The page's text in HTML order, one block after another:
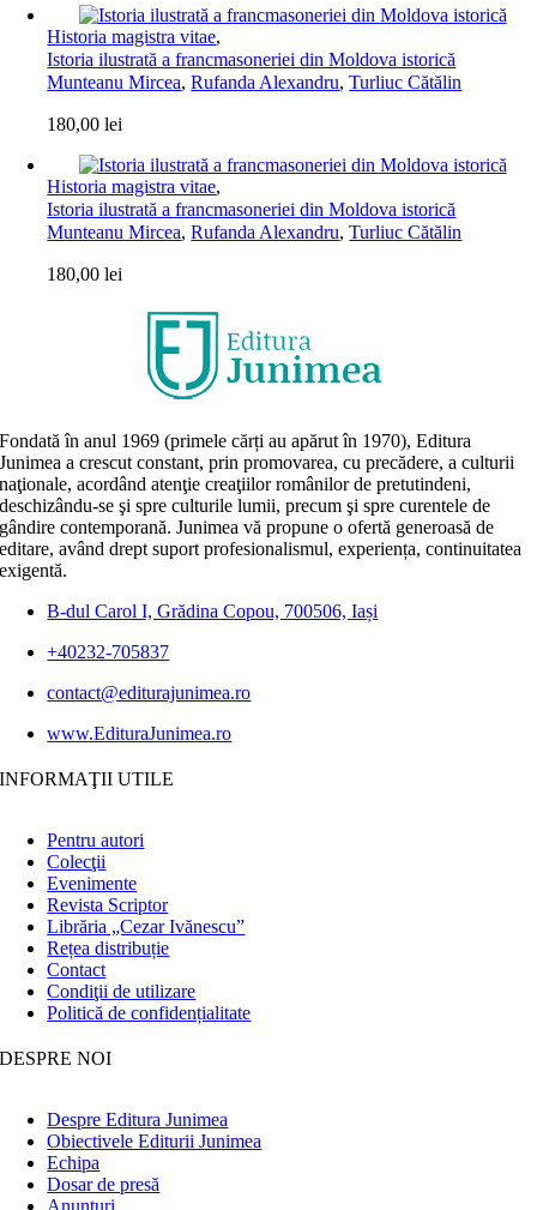
Historia magistra vitae,
Istoria ilustrată a francmasoneriei din Moldova istorică
Munteanu Mircea,Rufanda Alexandru,Turliuc Cătălin
180,00lei
Historia magistra vitae,
Istoria ilustrată a francmasoneriei din Moldova istorică
Munteanu Mircea,Rufanda Alexandru,Turliuc Cătălin
180,00lei
Fondată în anul 1969 (primele cărți au apărut în 1970), Editura
Junimea a crescut constant, prin promovarea, cu precădere, a culturii
naţionale, acordând atenţie creaţiilor românilor de pretutindeni,
deschizându-se şi spre culturile lumii, precum şi spre curentele de
gândire contemporană. Junimea vă propune o ofertă generoasă de
editare, având drept suport profesionalismul, experiența, continuitatea
exigentă.
B-dul Carol I, Grădina Copou, 700506, Iași
+40232-705837
contact@editurajunimea.ro
www.EdituraJunimea.ro
INFORMAŢII UTILE
Pentru autori
Colecţii
Evenimente
Revista Scriptor
Librăria „Cezar Ivănescu”
Rețea distribuție
Contact
Condiţii de utilizare
Politică de confidențialitate
DESPRE NOI
Despre Editura Junimea
Obiectivele Editurii Junimea
Echipa
Dosar de presă
Anunţuri